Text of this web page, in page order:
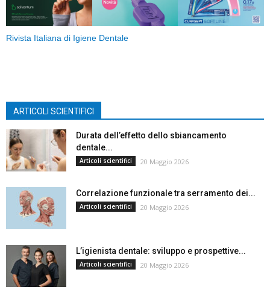
Rivista Italiana di Igiene Dentale
ARTICOLI SCIENTIFICI
Durata dell’effetto dello sbiancamento
dentale...
Articoli scientifici 20 Maggio 2026
Correlazione funzionale tra serramento dei...
Articoli scientifici 20 Maggio 2026
L’igienista dentale: sviluppo e prospettive...
Articoli scientifici 20 Maggio 2026